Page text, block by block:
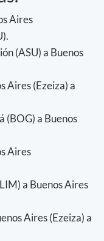
Aires
(ASU) a Buenos
Aires (Ezeiza) a
(BOG) a Buenos
Aires
a Buenos Aires
Aires (Ezeiza) a